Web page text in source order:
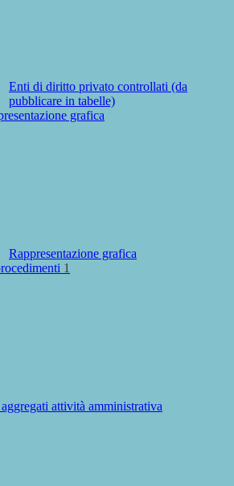
Enti di diritto privato controllati (da
pubblicare in tabelle)
grafica
Rappresentazione grafica
1
attività amministrativa